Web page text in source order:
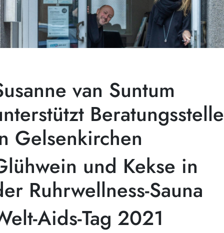
van Suntum
Beratungsstelle
Gelsenkirchen
und Kekse in
Ruhrwellness-Sauna
Aids-Tag 2021